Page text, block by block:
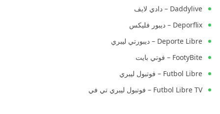
Daddylive – دادي لايف
Deporflix – ديبور فليكس
Deporte Libre – ديبورتي ليبري
FootyBite – فوتي بايت
Futbol Libre – فوتبول ليبري
Futbol Libre TV – فوتبول ليبري تي في